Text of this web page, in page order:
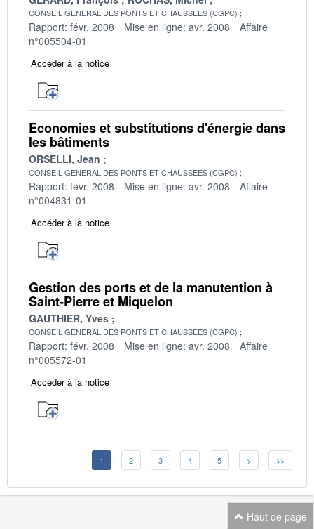
CONSEIL GENERAL DES PONTS ET CHAUSSEES (CGPC)
Rapport: févr. 2008 Mise en ligne: avr. 2008
Affaire
n°005504-01
Accéder à la notice
Economies et substitutions d'énergie dans
les bâtiments
ORSELLI, Jean
CONSEIL GENERAL DES PONTS ET CHAUSSEES (CGPC)
Rapport: févr. 2008 Mise en ligne: avr. 2008
Affaire
n°004831-01
Accéder à la notice
Gestion des ports et de la manutention à
Saint-Pierre et Miquelon
GAUTHIER, Yves
CONSEIL GENERAL DES PONTS ET CHAUSSEES (CGPC)
Rapport: févr. 2008 Mise en ligne: avr. 2008
Affaire
n°005572-01
Accéder à la notice
1 2 3 4 5 > >>
Haut de page